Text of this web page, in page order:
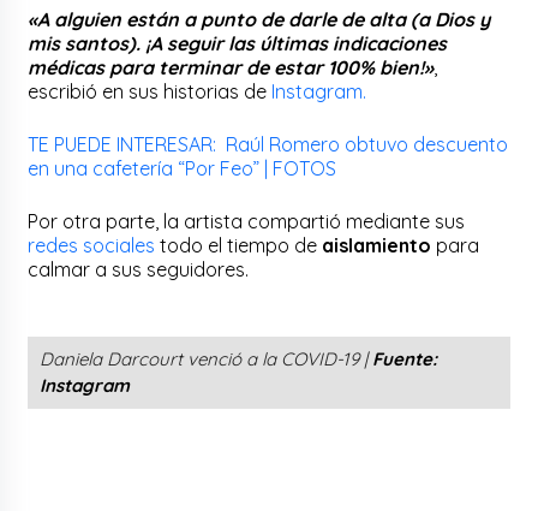
«A alguien están a punto de darle de alta (a Dios y
mis santos). ¡A seguir las últimas indicaciones
médicas para terminar de estar 100% bien!»,
escribió en sus historias de Instagram.
TE PUEDE INTERESAR: Raúl Romero obtuvo descuento
en una cafetería “Por Feo” | FOTOS
Por otra parte, la artista compartió mediante sus
redes sociales todo el tiempo de aislamiento para
calmar a sus seguidores.
Daniela Darcourt venció a la COVID-19 |Fuente:
Instagram